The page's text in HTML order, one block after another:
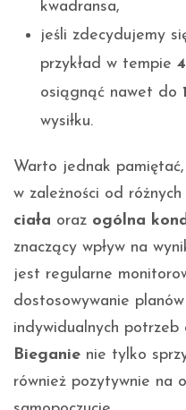
kwadransa,
jeśli zdecydujemy
przykład w tempie
osiągnąć nawet do
wysiłku.
Warto jednak
w zależności od
ciała oraz ogólna
znaczący wpływ na
jest regularne
dostosowywanie
indywidualnych potrzeb
Bieganie nie tylko
również pozytywnie na